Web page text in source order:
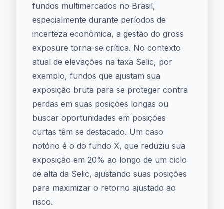
fundos multimercados no Brasil,
especialmente durante períodos de
incerteza econômica, a gestão do gross
exposure torna-se crítica. No contexto
atual de elevações na taxa Selic, por
exemplo, fundos que ajustam sua
exposição bruta para se proteger contra
perdas em suas posições longas ou
buscar oportunidades em posições
curtas têm se destacado. Um caso
notório é o do fundo X, que reduziu sua
exposição em 20% ao longo de um ciclo
de alta da Selic, ajustando suas posições
para maximizar o retorno ajustado ao
risco.